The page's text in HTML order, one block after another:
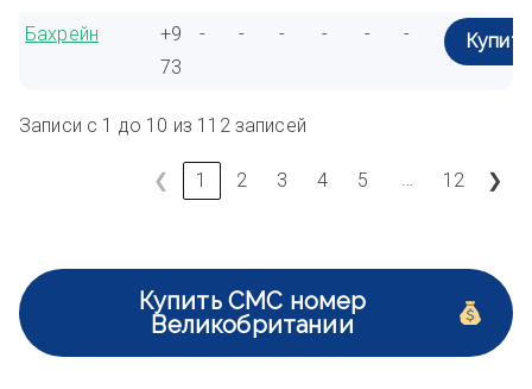
Бахрейн
+9
73
- - - - - - Купить
Записи с 1 до 10 из 112 записей
❮ 1 2 3 4 5 … 12 ❯
Купить СМС номер
Великобритании